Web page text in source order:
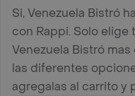
Si, Venezuela Bistró
con Rappi. Solo elige
Venezuela Bistró
las diferentes
agregalas al carrito y